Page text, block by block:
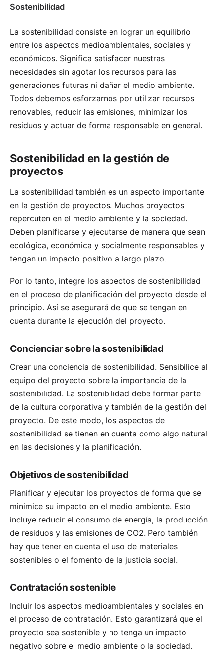
Sostenibilidad
La sostenibilidad consiste en lograr un equilibrio
entre los aspectos medioambientales, sociales y
económicos. Significa satisfacer nuestras
necesidades sin agotar los recursos para las
generaciones futuras ni dañar el medio ambiente.
Todos debemos esforzarnos por utilizar recursos
renovables, reducir las emisiones, minimizar los
residuos y actuar de forma responsable en general.
Sostenibilidad en la gestión de
proyectos
La sostenibilidad también es un aspecto importante
en la gestión de proyectos. Muchos proyectos
repercuten en el medio ambiente y la sociedad.
Deben planificarse y ejecutarse de manera que sean
ecológica, económica y socialmente responsables y
tengan un impacto positivo a largo plazo.
Por lo tanto, integre los aspectos de sostenibilidad
en el proceso de planificación del proyecto desde el
principio. Así se asegurará de que se tengan en
cuenta durante la ejecución del proyecto.
Concienciar sobre la sostenibilidad
Crear una conciencia de sostenibilidad. Sensibilice al
equipo del proyecto sobre la importancia de la
sostenibilidad. La sostenibilidad debe formar parte
de la cultura corporativa y también de la gestión del
proyecto. De este modo, los aspectos de
sostenibilidad se tienen en cuenta como algo natural
en las decisiones y la planificación.
Objetivos de sostenibilidad
Planificar y ejecutar los proyectos de forma que se
minimice su impacto en el medio ambiente. Esto
incluye reducir el consumo de energía, la producción
de residuos y las emisiones de CO2. Pero también
hay que tener en cuenta el uso de materiales
sostenibles o el fomento de la justicia social.
Contratación sostenible
Incluir los aspectos medioambientales y sociales en
el proceso de contratación. Esto garantizará que el
proyecto sea sostenible y no tenga un impacto
negativo sobre el medio ambiente o la sociedad.